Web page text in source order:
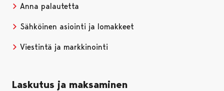
Anna palautetta
Sähköinen asiointi ja lomakkeet
Viestintä ja markkinointi
Laskutus ja maksaminen